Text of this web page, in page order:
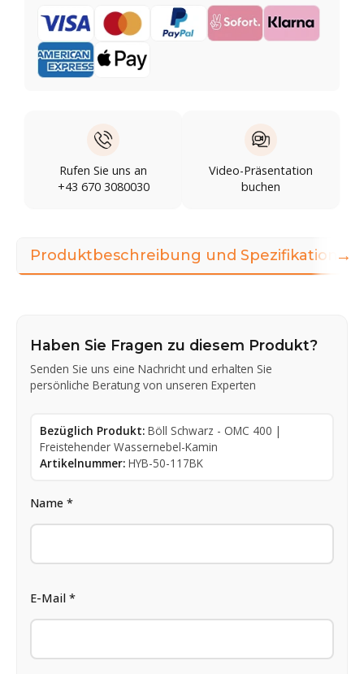
Rufen Sie uns an
+43 670 3080030
Video-Präsentation
buchen
Produktbeschreibung und Spezifikationen
Haben Sie Fragen zu diesem Produkt?
Senden Sie uns eine Nachricht und erhalten Sie
persönliche Beratung von unseren Experten
Bezüglich Produkt: Böll Schwarz - OMC 400 |
Freistehender Wassernebel-Kamin
Artikelnummer: HYB-50-117BK
Name *
E-Mail *
→